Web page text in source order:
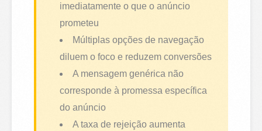
imediatamente o que o anúncio
prometeu
Múltiplas opções de navegação
diluem o foco e reduzem conversões
A mensagem genérica não
corresponde à promessa específica
do anúncio
A taxa de rejeição aumenta